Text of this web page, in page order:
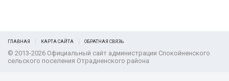
ГЛАВНАЯ КАРТА САЙТА ОБРАТНАЯ СВЯЗЬ
© 2013-2026 Официальный сайт администрации Спокойненского
сельского поселения Отрадненского района